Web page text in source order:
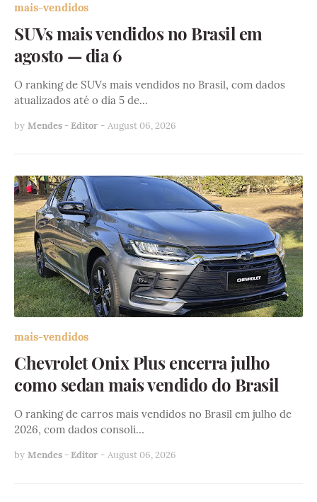
mais-vendidos
SUVs mais vendidos no Brasil em
agosto — dia 6
O ranking de SUVs mais vendidos no Brasil, com dados
atualizados até o dia 5 de…
by Mendes - Editor - August 06, 2026
mais-vendidos
Chevrolet Onix Plus encerra julho
como sedan mais vendido do Brasil
O ranking de carros mais vendidos no Brasil em julho de
2026, com dados consoli…
by Mendes - Editor - August 06, 2026